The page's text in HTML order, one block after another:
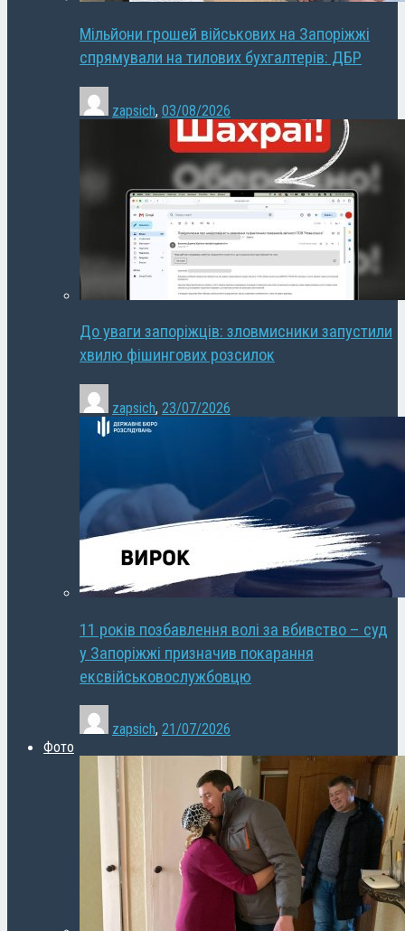
Мільйони грошей військових на Запоріжжі
спрямували на тилових бухгалтерів: ДБР
zapsich, 03/08/2026
До уваги запоріжців: зловмисники запустили
хвилю фішингових розсилок
zapsich, 23/07/2026
11 років позбавлення волі за вбивство – суд
у Запоріжжі призначив покарання
ексвійськовослужбовцю
zapsich, 21/07/2026
Фото